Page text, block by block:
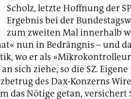
Scholz, letzte Hoffnung der
Ergebnis bei der
zum zweiten Mal innerhalb
nun in Bedrängnis – und
wo er als
sich ziehe, so die SZ.
des Dax-Konzerns
das Nötige getan,